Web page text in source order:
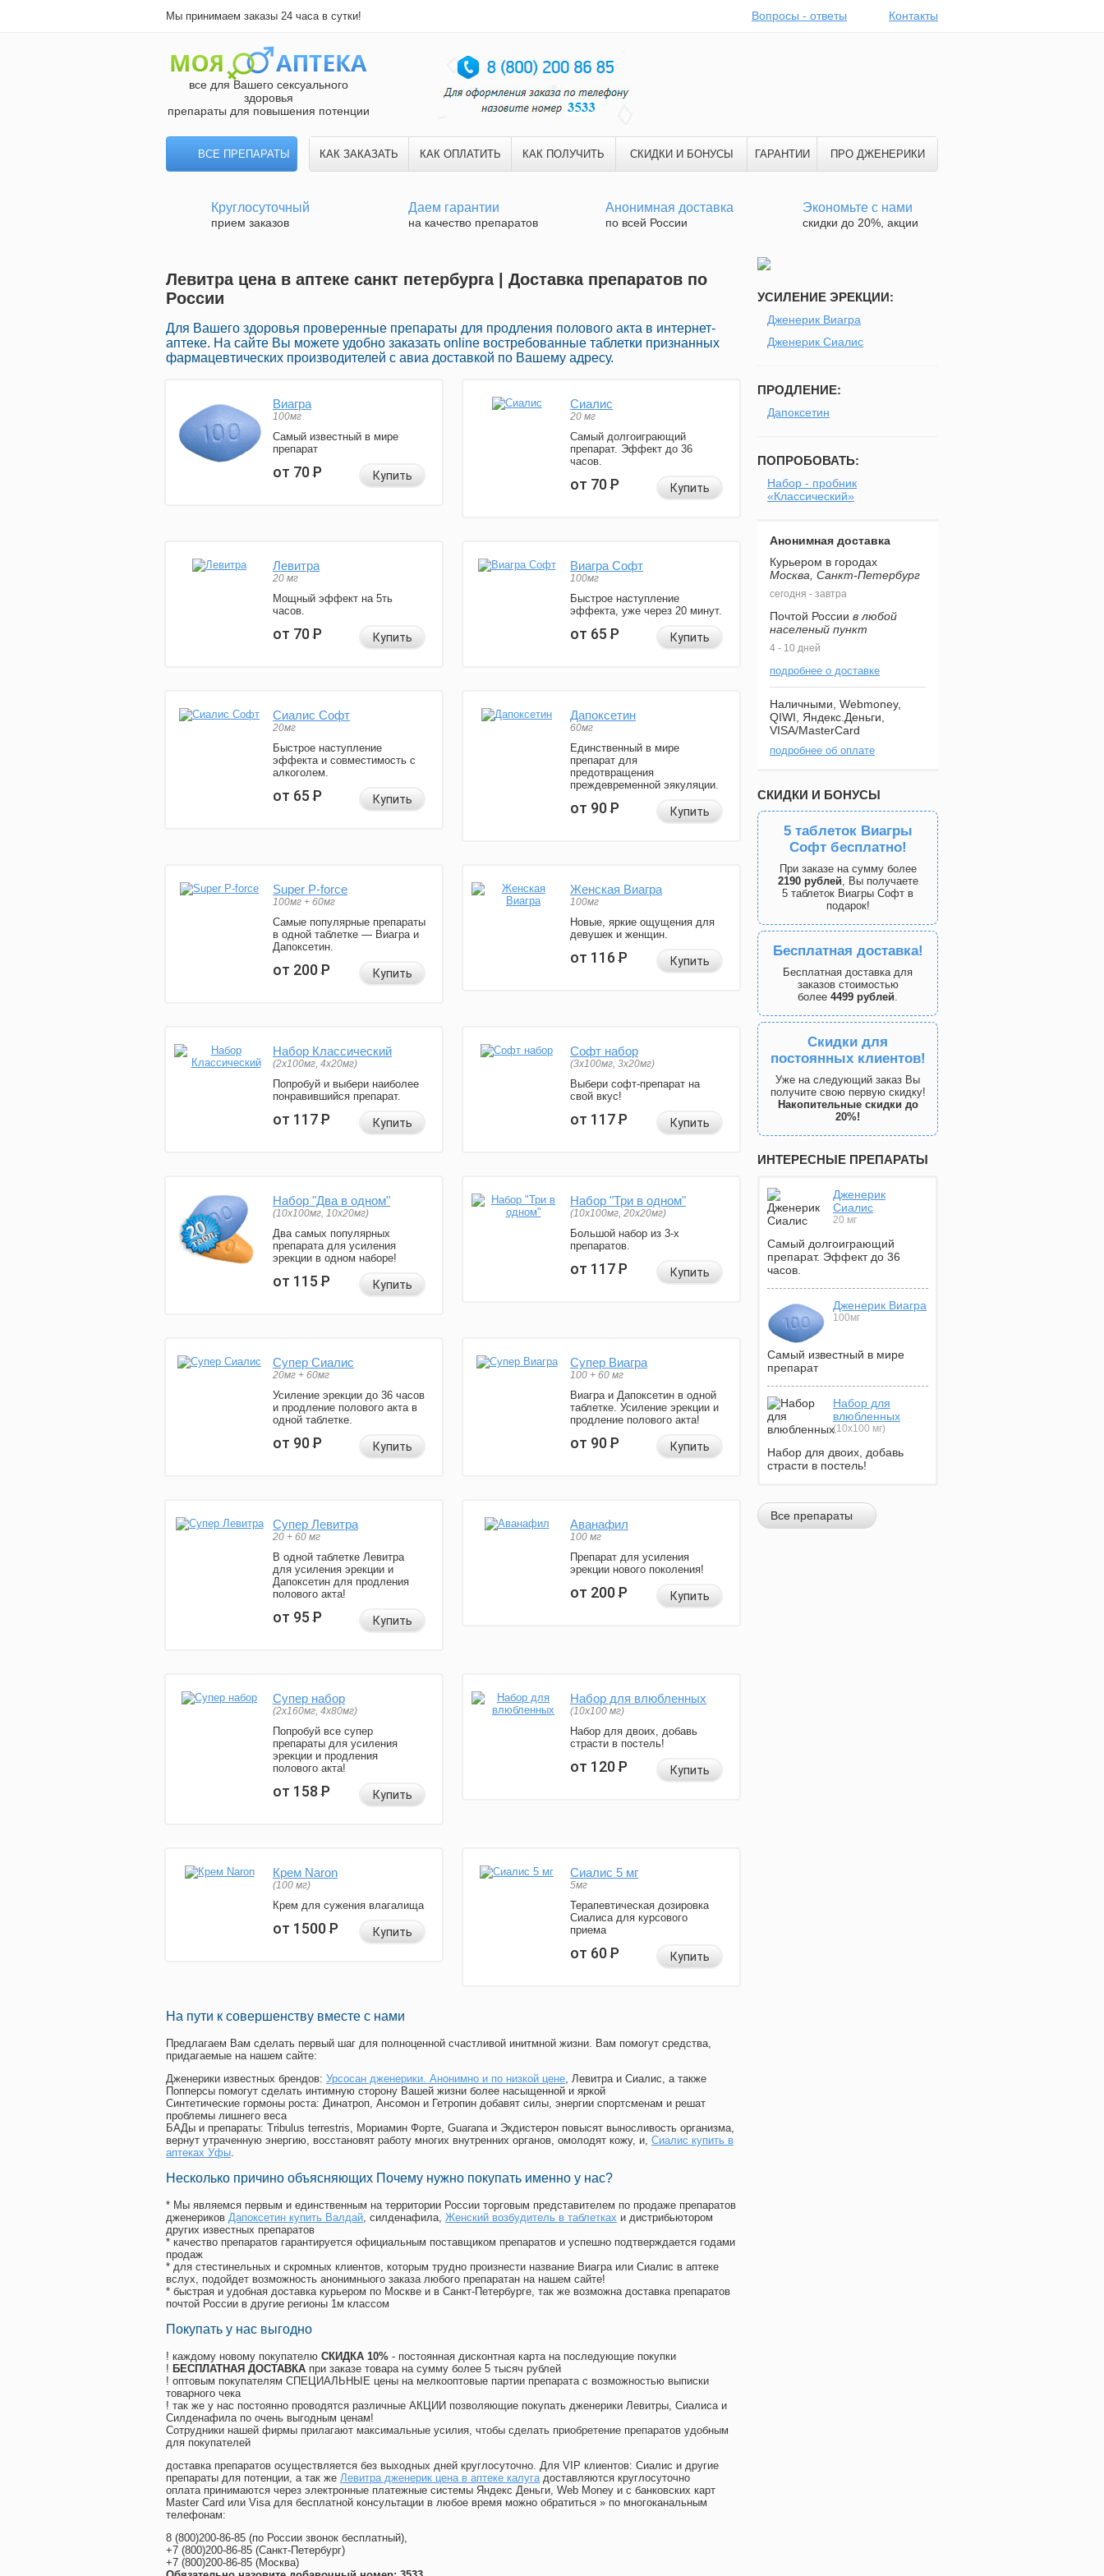
Мы принимаем заказы 24 часа в сутки! Вопросы - ответы Контакты
все для Вашего сексуального
здоровья
препараты для повышения потенции
ВСЕ ПРЕПАРАТЫ КАК ЗАКАЗАТЬ КАК ОПЛАТИТЬ КАК ПОЛУЧИТЬ СКИДКИ И БОНУСЫ ГАРАНТИИ ПРО ДЖЕНЕРИКИ
Круглосуточный
прием заказов
Даем гарантии
на качество препаратов
Анонимная доставка
по всей России
Экономьте с нами
скидки до 20%, акции
Левитра цена в аптеке санкт петербурга | Доставка препаратов по
России
Для Вашего здоровья проверенные препараты для продления полового акта в интернет-
аптеке. На сайте Вы можете удобно заказать online востребованные таблетки признанных
фармацевтических производителей с авиа доставкой по Вашему адресу.
Виагра
100мг
Самый известный в мире
препарат
от 70Р Купить
Сиалис
20 мг
Самый долгоиграющий
препарат. Эффект до 36
часов.
от 70Р Купить
Левитра
20 мг
Мощный эффект на 5ть
часов.
от 70Р Купить
Виагра Софт
100мг
Быстрое наступление
эффекта, уже через 20 минут.
от 65Р Купить
Сиалис Софт
20мг
Быстрое наступление
эффекта и совместимость с
алкоголем.
от 65Р Купить
Дапоксетин
60мг
Единственный в мире
препарат для
предотвращения
преждевременной эякуляции.
от 90Р Купить
Super P-force
100мг + 60мг
Самые популярные препараты
в одной таблетке — Виагра и
Дапоксетин.
от 200Р Купить
Женская Виагра
100мг
Новые, яркие ощущения для
девушек и женщин.
от 116Р Купить
Набор Классический
(2x100мг, 4x20мг)
Попробуй и выбери наиболее
понравившийся препарат.
от 117Р Купить
Софт набор
(3x100мг, 3x20мг)
Выбери софт-препарат на
свой вкус!
от 117Р Купить
Набор "Два в одном"
(10x100мг, 10x20мг)
Два самых популярных
препарата для усиления
эрекции в одном наборе!
от 115Р Купить
Набор "Три в одном"
(10x100мг, 20x20мг)
Большой набор из 3-х
препаратов.
от 117Р Купить
Супер Сиалис
20мг + 60мг
Усиление эрекции до 36 часов
и продление полового акта в
одной таблетке.
от 90Р Купить
Супер Виагра
100 + 60 мг
Виагра и Дапоксетин в одной
таблетке. Усиление эрекции и
продление полового акта!
от 90Р Купить
Супер Левитра
20 + 60 мг
В одной таблетке Левитра
для усиления эрекции и
Дапоксетин для продления
полового акта!
от 95Р Купить
Аванафил
100 мг
Препарат для усиления
эрекции нового поколения!
от 200Р Купить
Супер набор
(2х160мг, 4х80мг)
Попробуй все супер
препараты для усиления
эрекции и продления
полового акта!
от 158Р Купить
Набор для влюбленных
(10х100 мг)
Набор для двоих, добавь
страсти в постель!
от 120Р Купить
Крем Naron
(100 мг)
Крем для сужения влагалища
от 1500Р Купить
Сиалис 5 мг
5мг
Терапевтическая дозировка
Сиалиса для курсового
приема
от 60Р Купить
На пути к совершенству вместе с нами
Предлагаем Вам сделать первый шаг для полноценной счастливой инитмной жизни. Вам помогут средства,
придагаемые на нашем сайте:
Дженерики известных брендов: Урсосан дженерики. Анонимно и по низкой цене, Левитра и Сиалис, а также
Попперсы помогут сделать интимную сторону Вашей жизни более насыщенной и яркой
Синтетические гормоны роста: Динатроп, Ансомон и Гетропин добавят силы, энергии спортсменам и решат
проблемы лишнего веса
БАДы и препараты: Tribulus terrestris, Мориамин Форте, Guarana и Экдистерон повысят выносливость организма,
вернут утраченную энергию, восстановят работу многих внутренних органов, омолодят кожу, и, Сиалис купить в
аптеках Уфы.
Несколько причино объясняющих Почему нужно покупать именно у нас?
* Мы являемся первым и единственным на территории России торговым представителем по продаже препаратов
дженериков Дапоксетин купить Валдай, силденафила, Женский возбудитель в таблетках и дистрибьютором
других известных препаратов
* качество препаратов гарантируется официальным поставщиком препаратов и успешно подтверждается годами
продаж
* для стестинельных и скромных клиентов, которым трудно произнести название Виагра или Сиалис в аптеке
вслух, подойдет возможность анонимныого заказа любого препаратан на нашем сайте!
* быстрая и удобная доставка курьером по Москве и в Санкт-Петербурге, так же возможна доставка препаратов
почтой России в другие регионы 1м классом
Покупать у нас выгодно
! каждому новому покупателю СКИДКА 10% - постоянная дисконтная карта на последующие покупки
! БЕСПЛАТНАЯ ДОСТАВКА при заказе товара на сумму более 5 тысяч рублей
! оптовым покупателям СПЕЦИАЛЬНЫЕ цены на мелкооптовые партии препарата с возможностью выписки
товарного чека
! так же у нас постоянно проводятся различные АКЦИИ позволяющие покупать дженерики Левитры, Сиалиса и
Силденафила по очень выгодным ценам!
Cотрудники нашей фирмы прилагают максимальные усилия, чтобы сделать приобретение препаратов удобным
для покупателей
доставка препаратов осуществляется без выходных дней круглосуточно. Для VIP клиентов: Сиалис и другие
препараты для потенции, а так же Левитра дженерик цена в аптеке калугадоставляются круглосуточно
оплата принимаются через электронные платежные системы Яндекс Деньги, Web Money и с банковских карт
Master Card или Visa для бесплатной консультации в любое время можно обратиться » по многоканальным
телефонам:
8 (800)200-86-85 (по России звонок бесплатный),
+7 (800)200-86-85 (Санкт-Петербург)
+7 (800)200-86-85 (Москва)
УСИЛЕНИЕ ЭРЕКЦИИ:
Дженерик Виагра
Дженерик Сиалис
ПРОДЛЕНИЕ:
Дапоксетин
ПОПРОБОВАТЬ:
Набор - пробник
«Классический»
Анонимная доставка
Курьером в городах
Москва, Санкт-Петербург
сегодня - завтра
Почтой России в любой
населеный пункт
4 - 10 дней
подробнее о доставке
Наличными, Webmoney,
QIWI, Яндекс.Деньги,
VISA/MasterCard
подробнее об оплате
СКИДКИ И БОНУСЫ
5 таблеток Виагры
Софт бесплатно!
При заказе на сумму более
2190 рублей, Вы получаете
5 таблеток Виагры Софт в
подарок!
Бесплатная доставка!
Бесплатная доставка для
заказов стоимостью
более 4499 рублей.
Скидки для
постоянных клиентов!
Уже на следующий заказ Вы
получите свою первую скидку!
Накопительные скидки до
20%!
ИНТЕРЕСНЫЕ ПРЕПАРАТЫ
Дженерик
Сиалис
20 мг
Самый долгоиграющий
препарат. Эффект до 36
часов.
Дженерик Виагра
100мг
Самый известный в мире
препарат
Набор для
влюбленных
(10х100 мг)
Набор для двоих, добавь
страсти в постель!
Все препараты